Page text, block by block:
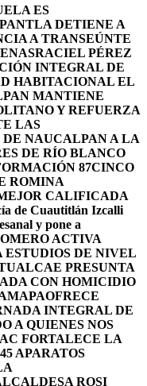
ES
DETIENE A
A TRANSEÚNTE
RACIEL PÉREZ
INTEGRAL DE
HABITACIONAL EL
MANTIENE
Y REFUERZA
LAS
NAUCALPAN A LA
DE RÍO BLANCO
87CINCO
ROMINA
CALIFICADA
de Cuautitlán Izcalli
y pone a
ACTIVA
ESTUDIOS DE NIVEL
CAE PRESUNTA
CON HOMICIDIO
OFRECE
INTEGRAL DE
A QUIENES NOS
FORTALECE LA
APARATOS
ROSI